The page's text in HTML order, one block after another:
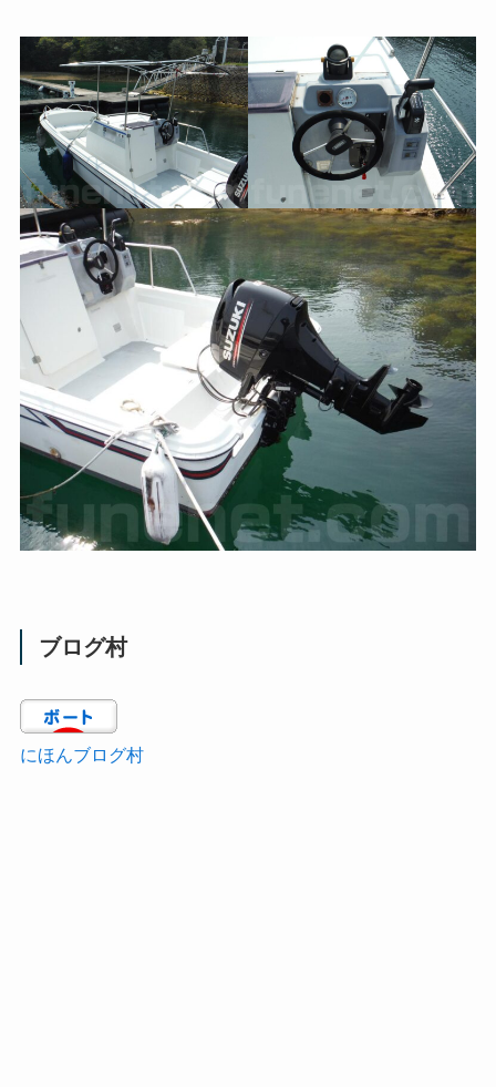
ブログ村
にほんブログ村